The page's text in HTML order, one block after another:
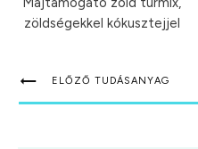
zöldségekkel kókusztejjel
ELŐZŐ TUDÁSANYAG